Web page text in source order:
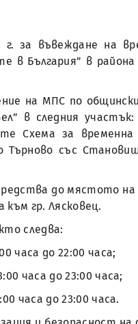
за въвеждане на
в България” в
на МПС по
в следния
Схема за
Търново със
до мястото
гр. Лясковец.
следва:
часа до 22:00 часа;
часа до 23:00 часа;
часа до 23:00 часа.